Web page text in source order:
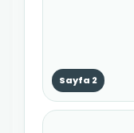
Sayfa 2